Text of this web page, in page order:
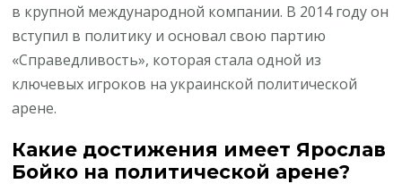
в крупной международной компании. В 2014 году он
вступил в политику и основал свою партию
«Справедливость», которая стала одной из
ключевых игроков на украинской политической
арене.
Какие достижения имеет Ярослав
Бойко на политической арене?